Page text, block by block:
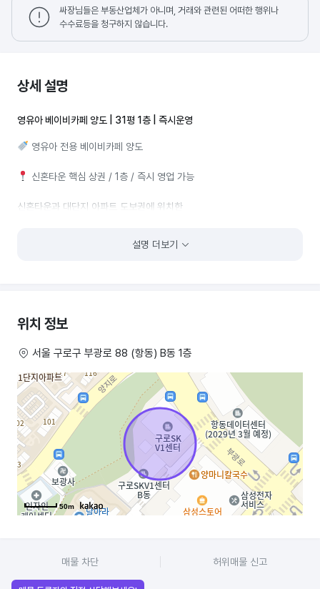
싸장님들은 부동산업체가 아니며, 거래와 관련된 어떠한 행위나
수수료등을 청구하지 않습니다.
상세 설명
영유아 베이비카페 양도 | 31평 1층 | 즉시운영
영유아 전용 베이비카페 양도
신혼타운 핵심 상권 / 1층 / 즉시 영업 가능
신혼타운과 대단지 아파트 도보권에 위치한
✔ 현재 정상 운영 중
✔ 인수 후 즉시 영업 가능
안정적인 단골 고객층이 형성되어 있으며
초기 육아 가정 위주의 방문이 꾸준한 매장입니다.
또한 서울형 키즈카페 선정 이력이 있어
공공 기준을 충족한 안전성과 신뢰도를 갖춘 공간입니다.
매장 강점
등록 고객 2,000명 이상 / 재방문율 우수
설명 더보기
위치 정보
서울 구로구 부광로 88 (항동) B동 1층
50m
매물 차단 허위매물 신고